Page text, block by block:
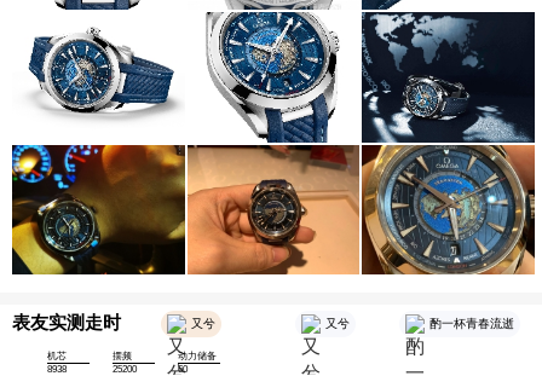
表友实测走时 又兮 又兮 酌一杯青春流逝
机芯
8938
摆频
25200
动力储备
60